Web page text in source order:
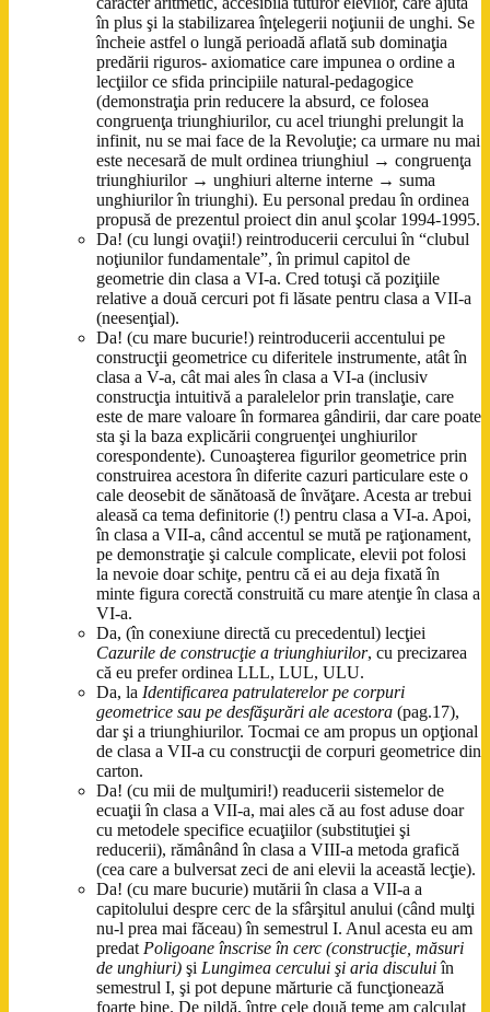
în plus şi la stabilizarea înţelegerii noţiunii de unghi. Se
încheie astfel o lungă perioadă aflată sub dominaţia
predării riguros- axiomatice care impunea o ordine a
lecţiilor ce sfida principiile natural-pedagogice
(demonstraţia prin reducere la absurd, ce folosea
congruenţa triunghiurilor, cu acel triunghi prelungit la
infinit, nu se mai face de la Revoluţie; ca urmare nu mai
este necesară de mult ordinea triunghiul → congruenţa
triunghiurilor → unghiuri alterne interne → suma
unghiurilor în triunghi). Eu personal predau în ordinea
propusă de prezentul proiect din anul şcolar 1994-1995.
Da! (cu lungi ovaţii!) reintroducerii cercului în “clubul
noţiunilor fundamentale”, în primul capitol de
geometrie din clasa a VI-a. Cred totuşi că poziţiile
relative a două cercuri pot fi lăsate pentru clasa a VII-a
(neesenţial).
Da! (cu mare bucurie!) reintroducerii accentului pe
construcţii geometrice cu diferitele instrumente, atât în
clasa a V-a, cât mai ales în clasa a VI-a (inclusiv
construcţia intuitivă a paralelelor prin translaţie, care
este de mare valoare în formarea gândirii, dar care poate
sta şi la baza explicării congruenţei unghiurilor
corespondente). Cunoaşterea figurilor geometrice prin
construirea acestora în diferite cazuri particulare este o
cale deosebit de sănătoasă de învăţare. Acesta ar trebui
aleasă ca tema definitorie (!) pentru clasa a VI-a. Apoi,
în clasa a VII-a, când accentul se mută pe raţionament,
pe demonstraţie şi calcule complicate, elevii pot folosi
la nevoie doar schiţe, pentru că ei au deja fixată în
minte figura corectă construită cu mare atenţie în clasa a
VI-a.
Da, (în conexiune directă cu precedentul) lecţiei
Cazurile de construcţie a triunghiurilor, cu precizarea
că eu prefer ordinea LLL, LUL, ULU.
Da, la Identificarea patrulaterelor pe corpuri
geometrice sau pe desfăşurări ale acestora (pag.17),
dar şi a triunghiurilor. Tocmai ce am propus un opţional
de clasa a VII-a cu construcţii de corpuri geometrice din
carton.
Da! (cu mii de mulţumiri!) readucerii sistemelor de
ecuaţii în clasa a VII-a, mai ales că au fost aduse doar
cu metodele specifice ecuaţiilor (substituţiei şi
reducerii), rămânând în clasa a VIII-a metoda grafică
(cea care a bulversat zeci de ani elevii la această lecţie).
Da! (cu mare bucurie) mutării în clasa a VII-a a
capitolului despre cerc de la sfârşitul anului (când mulţi
nu-l prea mai făceau) în semestrul I. Anul acesta eu am
predat Poligoane înscrise în cerc (construcţie, măsuri
de unghiuri) şi Lungimea cercului şi aria disculuiîn
semestrul I, şi pot depune mărturie că funcţionează
foarte bine. De pildă, între cele două teme am calculat